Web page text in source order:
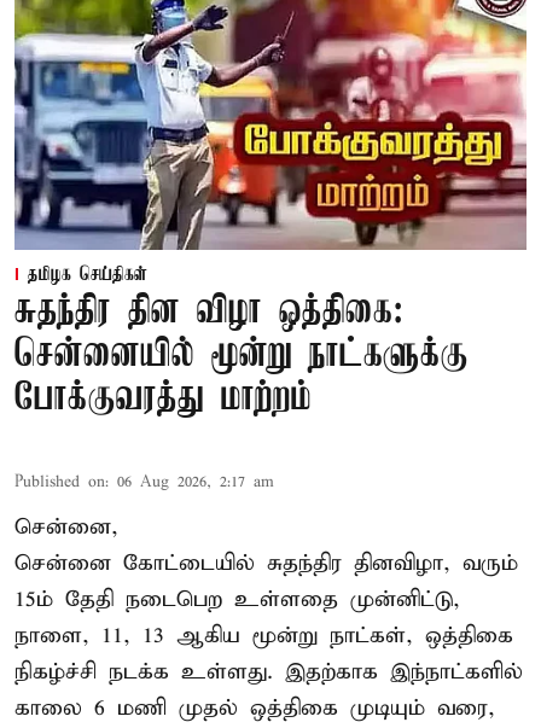
தமிழக செய்திகள்
சுதந்திர தின விழா ஒத்திகை:
சென்னையில் மூன்று நாட்களுக்கு
போக்குவரத்து மாற்றம்
Published on: 06 Aug 2026, 2:17 am
சென்னை,
சென்னை கோட்டையில் சுதந்திர தினவிழா, வரும்
15ம் தேதி நடைபெற உள்ளதை முன்னிட்டு,
நாளை, 11, 13 ஆகிய மூன்று நாட்கள், ஒத்திகை
நிகழ்ச்சி நடக்க உள்ளது. இதற்காக இந்நாட்களில்
காலை 6 மணி முதல் ஒத்திகை முடியும் வரை,